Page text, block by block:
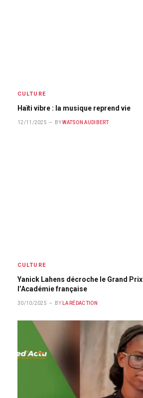
CULTURE
Haïti vibre : la musique reprend vie
12/11/2025 BY WATSON AUDIBERT
CULTURE
Yanick Lahens décroche le Grand
l’Académie française
30/10/2025 BY LA RÉDACTION